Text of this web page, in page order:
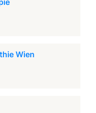
Wien